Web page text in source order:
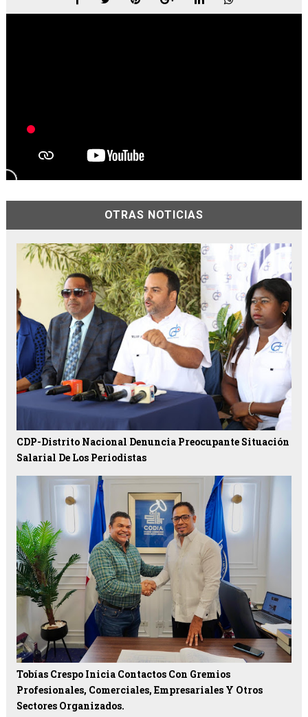
OTRAS NOTICIAS
CDP-Distrito Nacional Denuncia Preocupante Situación
Salarial De Los Periodistas
Tobías Crespo Inicia Contactos Con Gremios
Profesionales, Comerciales, Empresariales Y Otros
Sectores Organizados.